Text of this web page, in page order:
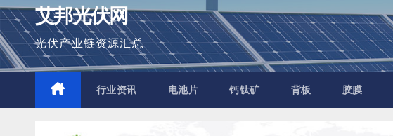
艾邦光伏网
光伏产业链资源汇总
行业资讯 电池片 钙钛矿 背板 胶膜